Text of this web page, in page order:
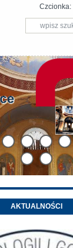
Czcionka:
AKTUALNOŚCI